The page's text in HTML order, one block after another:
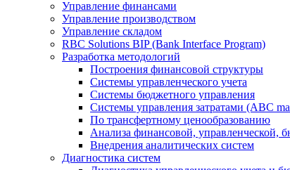
Управление финансами
Управление производством
Управление складом
RBC Solutions BIP (Bank Interface Program)
Разработка методологий
Построения финансовой структуры
Системы управленческого учета
Системы бюджетного управления
Системы управления затратами (АBC
По трансфертному ценообразованию
Анализа финансовой, управленческой,
Внедрения аналитических систем
Диагностика систем